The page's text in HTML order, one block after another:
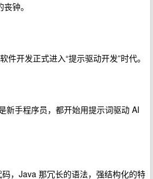
钟。
件开发正式进入“提示驱动开发”时代。
新手程序员，都开始用提示词驱动 AI
，Java 那冗长的语法，强结构化的特